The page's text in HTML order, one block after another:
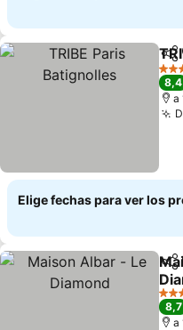
4
8,4
a
Elige fechas para ver los
Ver
5
8,7
a